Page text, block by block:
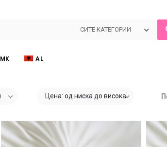
СИТЕ КАТЕГОРИИ
MK AL
Цена: од ниска до висока